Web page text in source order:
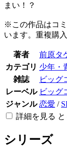
まい！？
※この作品はコ
います。重複購
著者
前原タ
カテゴリ 少年・
雑誌
ビッグ
レーベル ビッグ
ジャンル 恋愛 /
詳細を見る
シリーズ